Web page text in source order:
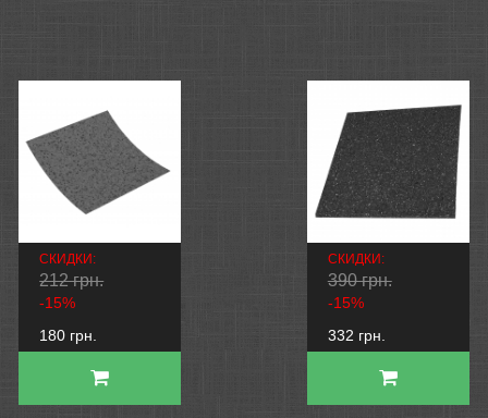
СКИДКИ:
212 грн.
-15%
180 грн.
СКИДКИ:
390 грн.
-15%
332 грн.